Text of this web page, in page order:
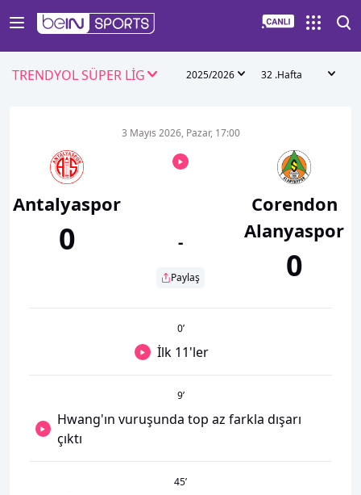
TRENDYOL SÜPER LİG 2025/2026 32 .Hafta
Antalyaspor
0
3 Mayıs 2026, Pazar, 17:00
-
Paylaş
Corendon
Alanyaspor
0
0’
İlk 11'ler
9’
Hwang'ın vuruşunda top az farkla dışarı
çıktı
45’